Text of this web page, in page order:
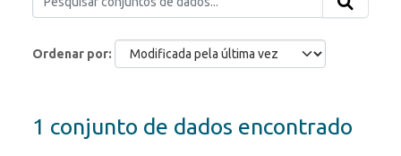
Ordenar por
1 conjunto de dados encontrado